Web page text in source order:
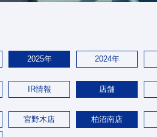
2025年 2024年
IR情報 店舗
宮野木店 柏沼南店